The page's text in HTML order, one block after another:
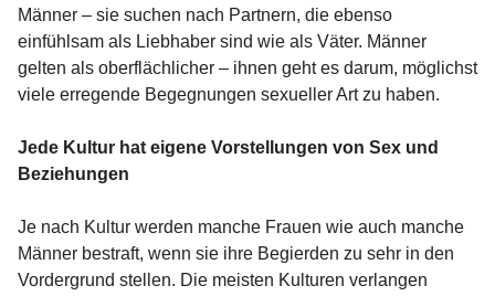
Männer – sie suchen nach Partnern, die ebenso
einfühlsam als Liebhaber sind wie als Väter. Männer
gelten als oberflächlicher – ihnen geht es darum, möglichst
viele erregende Begegnungen sexueller Art zu haben.
Jede Kultur hat eigene Vorstellungen von Sex und
Beziehungen
Je nach Kultur werden manche Frauen wie auch manche
Männer bestraft, wenn sie ihre Begierden zu sehr in den
Vordergrund stellen. Die meisten Kulturen verlangen